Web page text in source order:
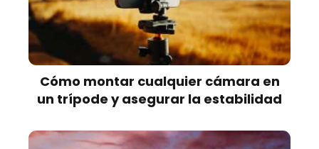
Cómo montar cualquier cámara en
un trípode y asegurar la estabilidad